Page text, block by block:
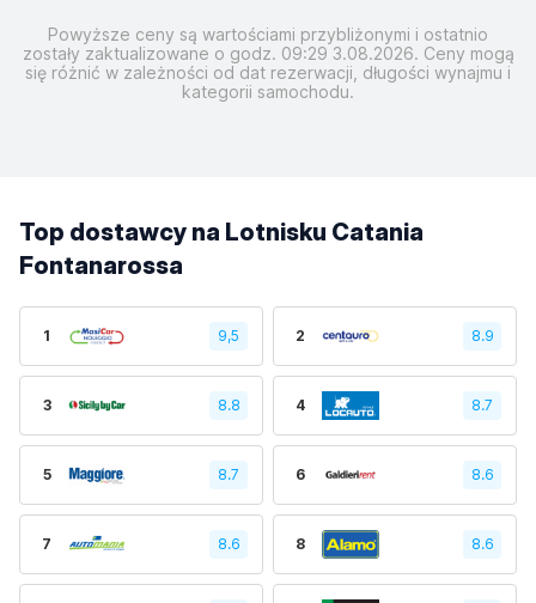
Powyższe ceny są wartościami przybliżonymi i ostatnio
zostały zaktualizowane o godz. 09:29 3.08.2026. Ceny mogą
się różnić w zależności od dat rezerwacji, długości wynajmu i
kategorii samochodu.
Top dostawcy na Lotnisku Catania
Fontanarossa
1 9,5 2 8.9
3 8.8 4 8.7
5 8.7 6 8.6
7 8.6 8 8.6